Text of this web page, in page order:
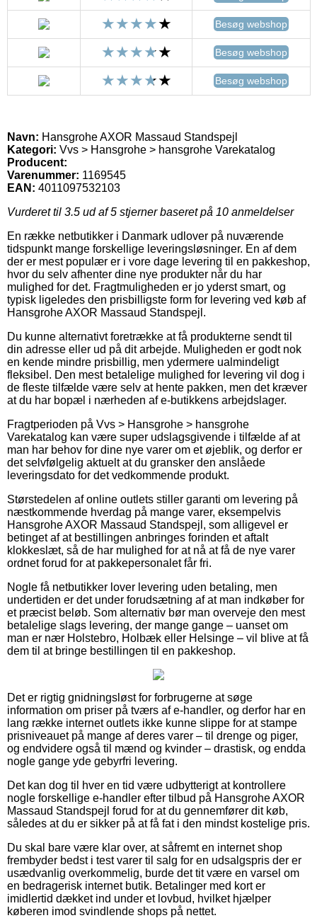
Besøg webshop
Besøg webshop
Besøg webshop
Navn: Hansgrohe AXOR Massaud Standspejl
Kategori: Vvs > Hansgrohe > hansgrohe Varekatalog
Producent:
Varenummer: 1169545
EAN: 4011097532103
Vurderet til 3.5 ud af 5 stjerner baseret på 10 anmeldelser
En række netbutikker i Danmark udlover på nuværende
tidspunkt mange forskellige leveringsløsninger. En af dem
der er mest populær er i vore dage levering til en pakkeshop,
hvor du selv afhenter dine nye produkter når du har
mulighed for det. Fragtmuligheden er jo yderst smart, og
typisk ligeledes den prisbilligste form for levering ved køb af
Hansgrohe AXOR Massaud Standspejl.
Du kunne alternativt foretrække at få produkterne sendt til
din adresse eller ud på dit arbejde. Muligheden er godt nok
en kende mindre prisbillig, men ydermere ualmindeligt
fleksibel. Den mest betalelige mulighed for levering vil dog i
de fleste tilfælde være selv at hente pakken, men det kræver
at du har bopæl i nærheden af e-butikkens arbejdslager.
Fragtperioden på Vvs > Hansgrohe > hansgrohe
Varekatalog kan være super udslagsgivende i tilfælde af at
man har behov for dine nye varer om et øjeblik, og derfor er
det selvfølgelig aktuelt at du gransker den anslåede
leveringsdato for det vedkommende produkt.
Størstedelen af online outlets stiller garanti om levering på
næstkommende hverdag på mange varer, eksempelvis
Hansgrohe AXOR Massaud Standspejl, som alligevel er
betinget af at bestillingen anbringes forinden et aftalt
klokkeslæt, så de har mulighed for at nå at få de nye varer
ordnet forud for at pakkepersonalet får fri.
Nogle få netbutikker lover levering uden betaling, men
undertiden er det under forudsætning af at man indkøber for
et præcist beløb. Som alternativ bør man overveje den mest
betalelige slags levering, der mange gange – uanset om
man er nær Holstebro, Holbæk eller Helsinge – vil blive at få
dem til at bringe bestillingen til en pakkeshop.
Det er rigtig gnidningsløst for forbrugerne at søge
information om priser på tværs af e-handler, og derfor har en
lang række internet outlets ikke kunne slippe for at stampe
prisniveauet på mange af deres varer – til drenge og piger,
og endvidere også til mænd og kvinder – drastisk, og endda
nogle gange yde gebyrfri levering.
Det kan dog til hver en tid være udbytterigt at kontrollere
nogle forskellige e-handler efter tilbud på Hansgrohe AXOR
Massaud Standspejl forud for at du gennemfører dit køb,
således at du er sikker på at få fat i den mindst kostelige pris.
Du skal bare være klar over, at såfremt en internet shop
frembyder bedst i test varer til salg for en udsalgspris der er
usædvanlig overkommelig, burde det tit være en varsel om
en bedragerisk internet butik. Betalinger med kort er
imidlertid dækket ind under et lovbud, hvilket hjælper
køberen imod svindlende shops på nettet.